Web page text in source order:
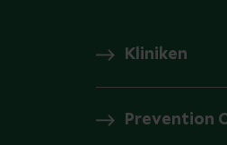
Kliniken
Prevention